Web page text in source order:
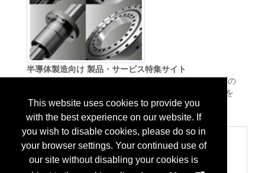
This website uses cookies to provide you
with the best experience on our website. If
you wish to disable cookies, please do so in
your browser settings. Your continued use of
our site without disabling your cookies is
半導体製造向け 製品・サービス特集サイト
半導体製造業に携わる皆様へ。 高性能な半導体チップの
開発、生産効率の向上、特殊環境対応に対応する製品を
ご紹介します。 ...More Info
Categories
400 部品、パーツと付属品